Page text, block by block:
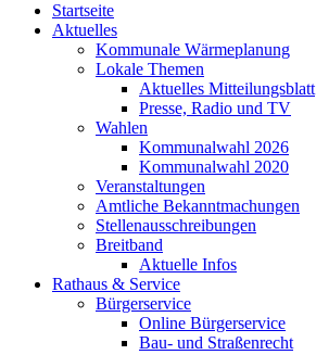
Startseite
Aktuelles
Kommunale Wärmeplanung
Lokale Themen
Aktuelles Mitteilungsblatt
Presse, Radio und TV
Wahlen
Kommunalwahl 2026
Kommunalwahl 2020
Veranstaltungen
Amtliche Bekanntmachungen
Stellenausschreibungen
Breitband
Aktuelle Infos
Rathaus & Service
Bürgerservice
Online Bürgerservice
Bau- und Straßenrecht